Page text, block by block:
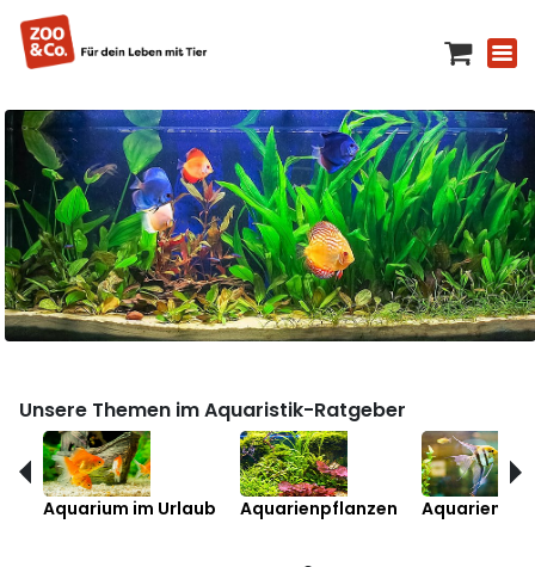
Unsere Themen im Aquaristik-Ratgeber
Aquarium im Urlaub Aquarienpflanzen